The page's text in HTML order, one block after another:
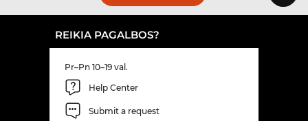
REIKIA PAGALBOS?
Pr–Pn 10–19 val.
Help Center
Submit a request